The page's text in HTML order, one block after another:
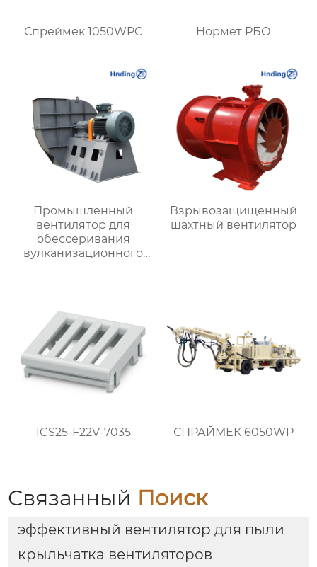
Спреймек 1050WPC Нормет РБО
Промышленный
вентилятор для
обессеривания
вулканизационного
Взрывозащищенный
шахтный вентилятор
ICS25-F22V-7035 СПРАЙМЕК 6050WP
Связанный Поиск
эффективный вентилятор для пыли
крыльчатка вентиляторов